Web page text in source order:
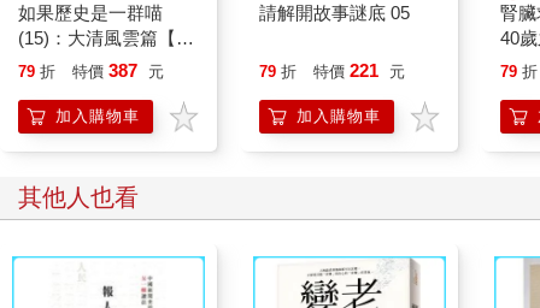
陳子謙看了看恍若未聞的兩人，還是其實是自己聽錯了？
他回頭望了望身後那條空蕩蕩的產業道路，照說再怎麼樣，三人
走了快一小時，也不該像今天這樣一台車都沒經過。
那越來越明亮的陽光，他可能會索性提議提早下山。
下內心的焦慮，好像摸到了零錢包上的神明畫像，就能滿足一些
保平安的期待。
如果歷史是一群喵
(15)：大清風雲篇【萌
貓漫畫學歷史】
79 折 特價 387 元
加入購物車
請解開故事謎底 05
79 折 特價 221 元
加入購物車
腎
40
就
79 折
其他人也看